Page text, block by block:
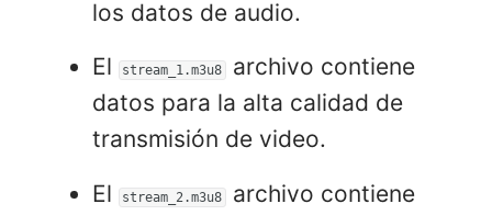
los datos de audio.
El
stream_1.m3u8 archivo contiene
datos para la alta calidad de
transmisión de video.
El
stream_2.m3u8 archivo contiene